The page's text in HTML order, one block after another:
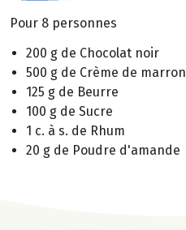
Pour 8 personnes
200 g de Chocolat noir
500 g de Crème de marron
125 g de Beurre
100 g de Sucre
1 c. à s. de Rhum
20 g de Poudre d'amande